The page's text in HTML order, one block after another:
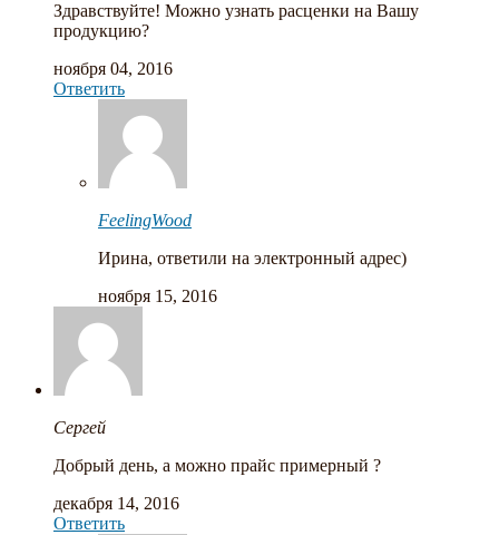
Здравствуйте! Можно узнать расценки на Вашу
продукцию?
ноября 04, 2016
Ответить
FeelingWood
Ирина, ответили на электронный адрес)
ноября 15, 2016
Сергей
Добрый день, а можно прайс примерный ?
декабря 14, 2016
Ответить